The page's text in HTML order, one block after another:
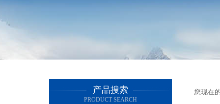
产品搜索
PRODUCT SEARCH
您现在